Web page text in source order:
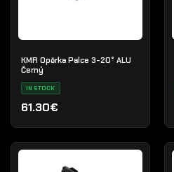
KMR Opěrka Palce 3-20° ALU
Černý
IN STOCK
61.30€